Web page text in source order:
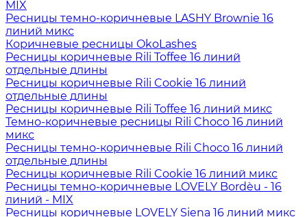
MIX
Ресницы темно-коричневые LASHY Brownie 16
линий микс
Коричневые ресницы OkoLashes
Ресницы коричневые Rili Toffee 16 линий
отдельные длины
Ресницы коричневые Rili Cookie 16 линий
отдельные длины
Ресницы коричневые Rili Toffee 16 линий микс
Темно-коричневые ресницы Rili Choco 16 линий
микс
Ресницы темно-коричневые Rili Choco 16 линий
отдельные длины
Ресницы коричневые Rili Cookie 16 линий микс
Ресницы темно-коричневые LOVELY Bordèu - 16
линий - MIX
Ресницы коричневые LOVELY Siena 16 линий микс